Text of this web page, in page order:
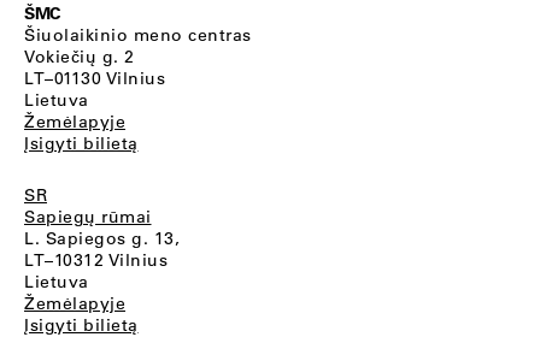
ŠMC
Šiuolaikinio meno centras
Vokiečių g. 2
LT–01130 Vilnius
Lietuva
Žemėlapyje
Įsigyti bilietą
SR
Sapiegų rūmai
L. Sapiegos g. 13,
LT–10312 Vilnius
Lietuva
Žemėlapyje
Įsigyti bilietą